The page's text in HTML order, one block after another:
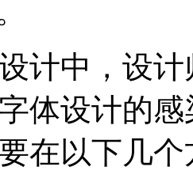
计中，设
体设计的
在以下几个